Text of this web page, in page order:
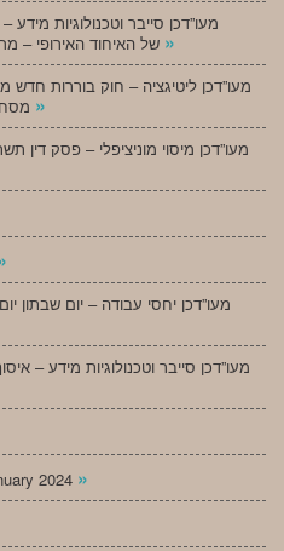
מעו”דכן סייבר וטכנולוגיות מידע
»
מעו”דכן ליטיגציה – חוק בוררות חדש
»
מעו”דכן מיסוי מוניציפלי – פסק דין
מעו”דכן יחסי עבודה – יום שבתון
מעו”דכן סייבר וטכנולוגיות מידע –
2024 »